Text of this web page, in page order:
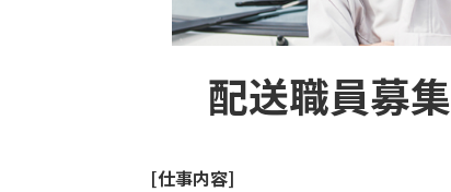
配送職員募集
[仕事内容]